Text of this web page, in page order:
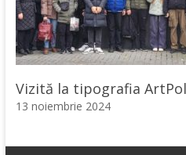
Vizită la tipografia
13 noiembrie 2024